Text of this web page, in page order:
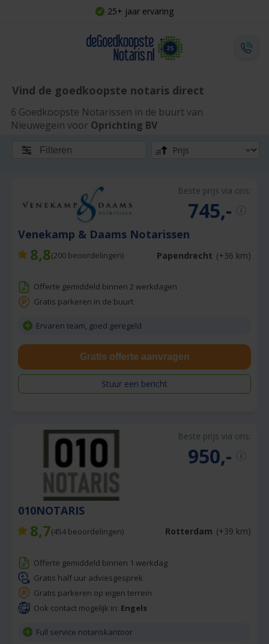
25+ jaar ervaring
Vind de goedkoopste notaris direct
6 Goedkoopste Notarissen in de buurt van
Nieuwegein voor Oprichting BV
Filteren
Beste prijs via ons:
745,-
Venekamp & Daams Notarissen
8,8(200 beoordelingen) Papendrecht (+36 km)
Offerte gemiddeld binnen 2 werkdagen
Gratis parkeren in de buurt
Ervaren team, goed geregeld
Gratis offerte aanvragen
Stuur een bericht
Beste prijs via ons:
950,-
010NOTARIS
8,7(454 beoordelingen) Rotterdam (+39 km)
Offerte gemiddeld binnen 1 werkdag
Gratis half uur adviesgesprek
Gratis parkeren op eigen terrein
Ook contact mogelijk in: Engels
Full service notariskantoor